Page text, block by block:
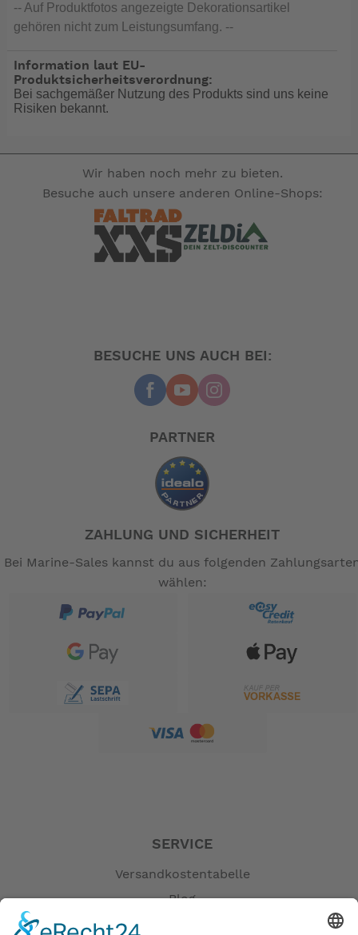
-- Auf Produktfotos angezeigte Dekorationsartikel
gehören nicht zum Leistungsumfang. --
Information laut EU-
Produktsicherheitsverordnung:
Bei sachgemäßer Nutzung des Produkts sind uns keine
Risiken bekannt.
Wir haben noch mehr zu bieten.
Besuche auch unsere anderen Online-Shops:
BESUCHE UNS AUCH BEI:
PARTNER
ZAHLUNG UND SICHERHEIT
Bei Marine-Sales kannst du aus folgenden
wählen:
SERVICE
Versandkostentabelle
Blog
Erklärung zur Barrierefreiheit